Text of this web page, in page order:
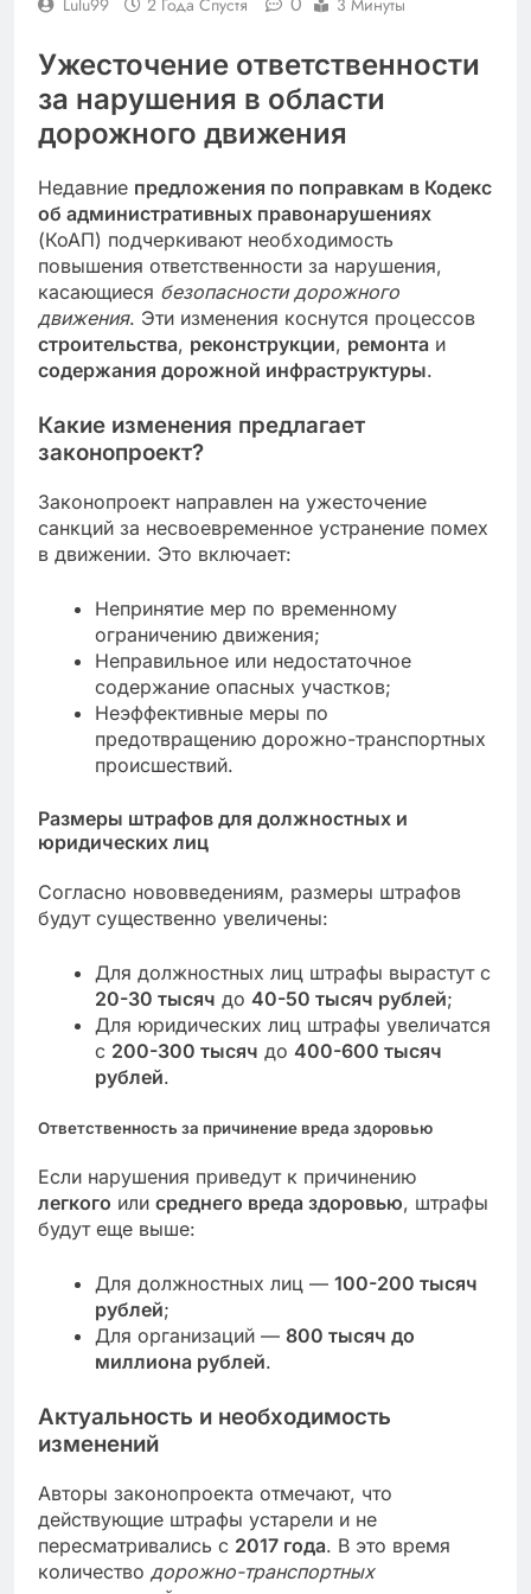
Ужесточение ответственности
за нарушения в области
дорожного движения
Недавние предложения по поправкам в Кодекс
об административных правонарушениях
(КоАП) подчеркивают необходимость
повышения ответственности за нарушения,
касающиеся безопасности дорожного
движения. Эти изменения коснутся процессов
строительства, реконструкции, ремонта и
содержания дорожной инфраструктуры.
Какие изменения предлагает
законопроект?
Законопроект направлен на ужесточение
санкций за несвоевременное устранение помех
в движении. Это включает:
Непринятие мер по временному
ограничению движения;
Неправильное или недостаточное
содержание опасных участков;
Неэффективные меры по
предотвращению дорожно-транспортных
происшествий.
Размеры штрафов для должностных и
юридических лиц
Согласно нововведениям, размеры штрафов
будут существенно увеличены:
Для должностных лиц штрафы вырастут с
20-30 тысяч до 40-50 тысяч рублей;
Для юридических лиц штрафы увеличатся
с 200-300 тысяч до 400-600 тысяч
рублей.
Ответственность за причинение вреда здоровью
Если нарушения приведут к причинению
легкого или среднего вреда здоровью, штрафы
будут еще выше:
Для должностных лиц — 100-200 тысяч
рублей;
Для организаций — 800 тысяч до
миллиона рублей.
Актуальность и необходимость
изменений
Авторы законопроекта отмечают, что
действующие штрафы устарели и не
пересматривались с 2017 года. В это время
количество дорожно-транспортных